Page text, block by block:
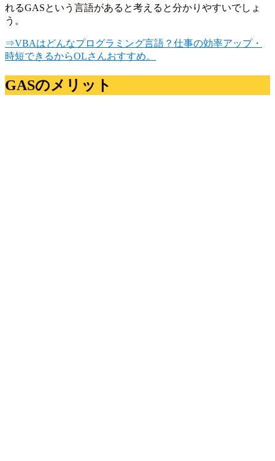
れるGASという言語があると考えると分かりやすいでしょ
う。
⇒VBAはどんなプログラミング言語？仕事の効率アップ・
時短できるからOLさんおすすめ。
GASのメリット